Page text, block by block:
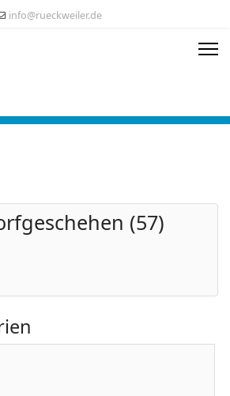
info@rueckweiler.de
(57)